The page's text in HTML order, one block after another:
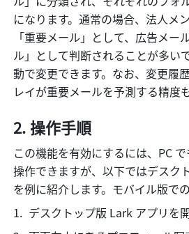
になります。通常の場合、法人メ
「重要メール」として、広告メー
ル」として判断されることが多い
動で変更できます。なお、変更履
レイが重要メールを予測する精度
操作手順
この機能を有効にするには、PC
操作できますが、以下ではデスク
を例に紹介します。モバイル版で
デスクトップ版 Lark アプリを開